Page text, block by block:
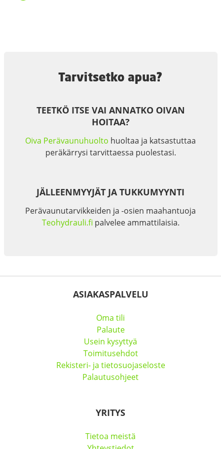
Tarvitsetko apua?
TEETKÖ ITSE VAI ANNATKO OIVAN
HOITAA?
Oiva Perävaunuhuolto huoltaa ja katsastuttaa
peräkärrysi tarvittaessa puolestasi.
JÄLLEENMYYJÄT JA TUKKUMYYNTI
Perävaunutarvikkeiden ja -osien maahantuoja
Teohydrauli.fi palvelee ammattilaisia.
ASIAKASPALVELU
Oma tili
Palaute
Usein kysyttyä
Toimitusehdot
Rekisteri- ja tietosuojaseloste
Palautusohjeet
YRITYS
Tietoa meistä